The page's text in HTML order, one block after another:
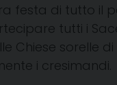
festa di tutto il
tutti i
Chiese sorelle
i cresimandi.